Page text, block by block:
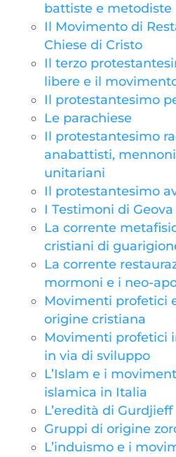
battiste e metodiste
Il Movimento di
Chiese di Cristo
Il terzo
libere e il
Il protestantesimo
Le parachiese
Il protestantesimo
anabattisti,
unitariani
Il protestantesimo
I Testimoni di
La corrente
cristiani di
La corrente
mormoni e i neo-
Movimenti profetici
origine cristiana
Movimenti profetici
in via di sviluppo
L’Islam e i
islamica in Italia
L’eredità di Gurdjieff
Gruppi di origine
L’induismo e i